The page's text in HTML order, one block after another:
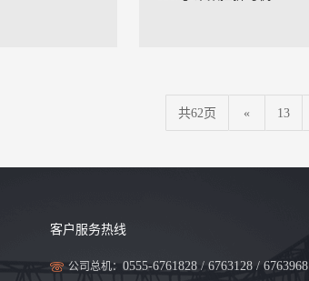
共62页 « 13
客户服务热线
公司总机： 0555-6761828 / 6763128 / 6763968